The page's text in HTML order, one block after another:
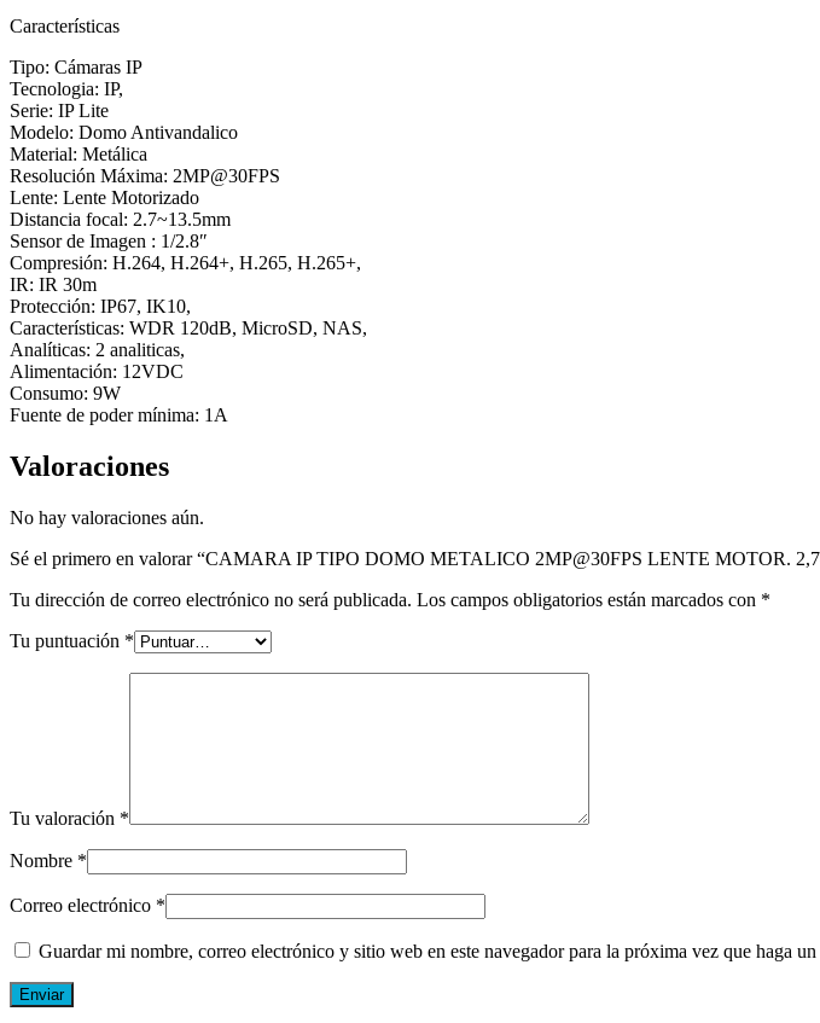
H.265+
40M
2IVS
POE
cantidad
Características
Tipo: Cámaras IP
Tecnologia: IP,
Serie: IP Lite
Modelo: Domo Antivandalico
Material: Metálica
Resolución Máxima: 2MP@30FPS
Lente: Lente Motorizado
Distancia focal: 2.7~13.5mm
Sensor de Imagen : 1/2.8″
Compresión: H.264, H.264+, H.265, H.265+,
IR: IR 30m
Protección: IP67, IK10,
Características: WDR 120dB, MicroSD, NAS,
Analíticas: 2 analiticas,
Alimentación: 12VDC
Consumo: 9W
Fuente de poder mínima: 1A
Valoraciones
No hay valoraciones aún.
Sé el primero en valorar “CAMARA IP TIPO DOMO METALICO 2MP@30FPS LENTE MOTOR.
Tu dirección de correo electrónico no será publicada. Los campos obligatorios están marcados con *
Tu puntuación *
Tu valoración *
Nombre *
Correo electrónico *
Guardar mi nombre, correo electrónico y sitio web en este navegador para la próxima vez que haga